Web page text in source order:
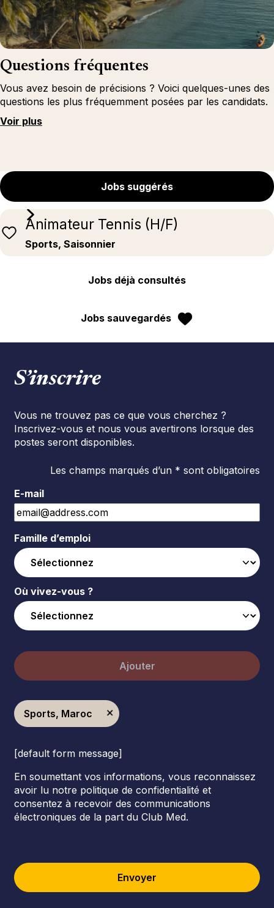
Questions fréquentes
Vous avez besoin de précisions ? Voici quelques-unes des
questions les plus fréquemment posées par les candidats.
Voir plus
Jobs suggérés
Animateur Tennis (H/F)
Sports, Saisonnier
Jobs déjà consultés
Jobs sauvegardés
S’inscrire
Vous ne trouvez pas ce que vous cherchez ?
Inscrivez-vous et nous vous avertirons lorsque des
postes seront disponibles.
Les champs marqués d’un * sont obligatoires
E-mail
Famille d’emploi
Où vivez-vous ?
Ajouter
Sports, Maroc
[default form message]
En soumettant vos informations, vous reconnaissez
avoir lu notre politique de confidentialité et
consentez à recevoir des communications
électroniques de la part du Club Med.
Envoyer